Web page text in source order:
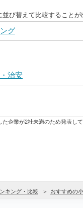
び替えて比較することが
グ
治安
企業が2社未満のため発表して
キング・比較 おすすめの